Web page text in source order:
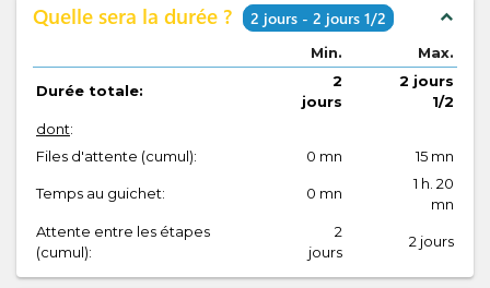
Quelle sera la durée ? 2 jours - 2 jours 1/2 expand_less
Min. Max.
Durée totale:
2
jours
2 jours
1/2
dont:
Files d'attente (cumul):
0 mn 15 mn
Temps au guichet: 0 mn
1 h. 20
mn
Attente entre les étapes
(cumul):
2
jours
2 jours